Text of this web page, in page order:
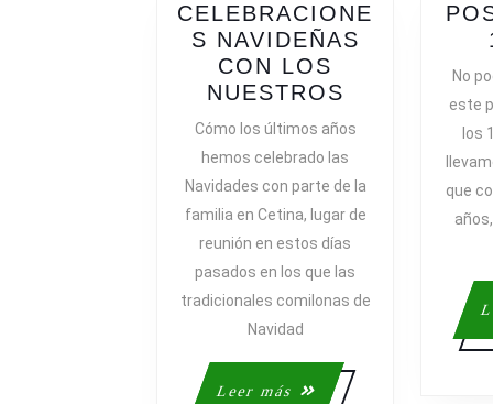
CELEBRACIONE
S NAVIDEÑAS
CON LOS
NUESTROS
NAVIDEÑAS
LOS
NUESTROS
Cómo los últimos años
hemos celebrado las
Navidades con parte de la
familia en Cetina, lugar de
reunión en estos días
pasados en los que las
tradicionales comilonas de
Navidad
Leer más
Leer
No
este
los
que